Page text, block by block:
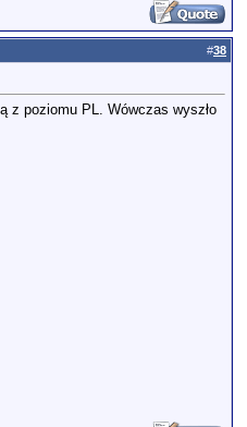
#38
z poziomu PL. Wówczas wyszło